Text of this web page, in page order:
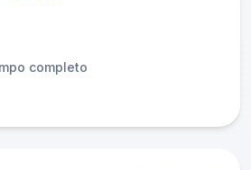
completo